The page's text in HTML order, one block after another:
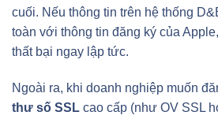
cuối. Nếu thông tin trên hệ thống
toàn với thông tin đăng ký của
thất bại ngay lập tức.
Ngoài ra, khi doanh nghiệp muốn
thư số SSL cao cấp (như OV SSL